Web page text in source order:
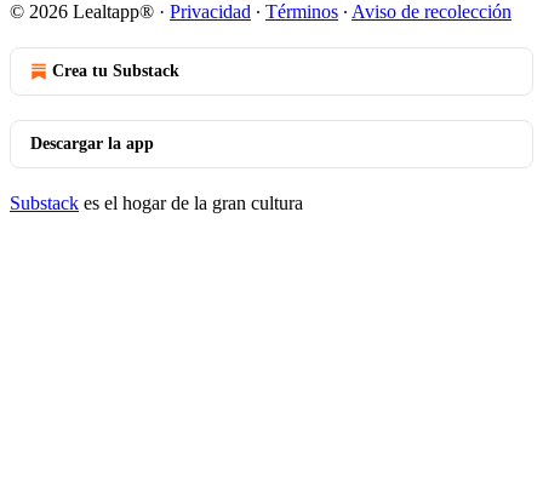
© 2026 Lealtapp® · Privacidad ∙ Términos ∙ Aviso de recolección
Crea tu Substack
Descargar la app
Substack es el hogar de la gran cultura